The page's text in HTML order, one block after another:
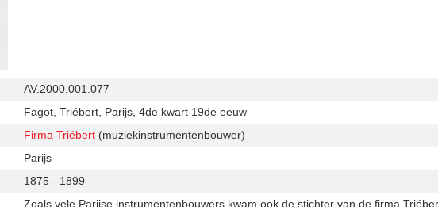
AV.2000.001.077
Fagot, Triébert, Parijs, 4de kwart 19de eeuw
Firma Triébert (muziekinstrumentenbouwer)
Parijs
1875 - 1899
Zoals vele Parijse instrumentenbouwers kwam ook de stichter van de firma